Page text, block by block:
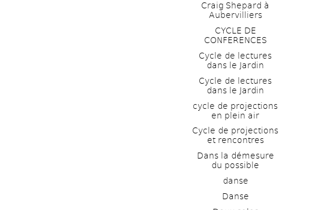
Craig Shepard à
Aubervilliers
CYCLE DE
CONFERENCES
Cycle de lectures
dans le Jardin
Cycle de lectures
dans le Jardin
cycle de projections
en plein air
Cycle de projections
et rencontres
Dans la démesure
du possible
danse
Danse